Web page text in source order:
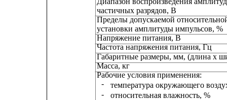
частичных разрядов, В
Пределы допускаемой
установки амплитуды импульсов, %
Напряжение питания, В
Частота
Габаритные размеры, мм,
Масса, кг
Рабочие условия применения:
-
температура окружающего
-
относительная влажность, %